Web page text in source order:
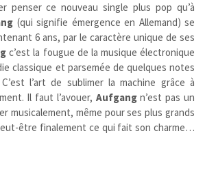
penser ce nouveau single plus pop qu’à
(qui signifie émergence en Allemand) se
6 ans, par le caractère unique de ses
c’est la fougue de la musique électronique
classique et parsemée de quelques notes
l’art de sublimer la machine grâce à
Il faut l’avouer, Aufgangn’est pas un
musicalement, même pour ses plus grands
être finalement ce qui fait son charme…